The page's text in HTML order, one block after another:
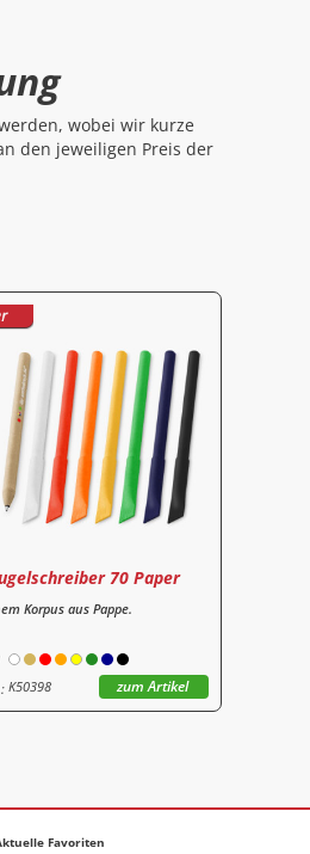
wobei wir kurze
den jeweiligen Preis der
70 Paper
Korpus aus Pappe.
K50398 zum Artikel
Favoriten